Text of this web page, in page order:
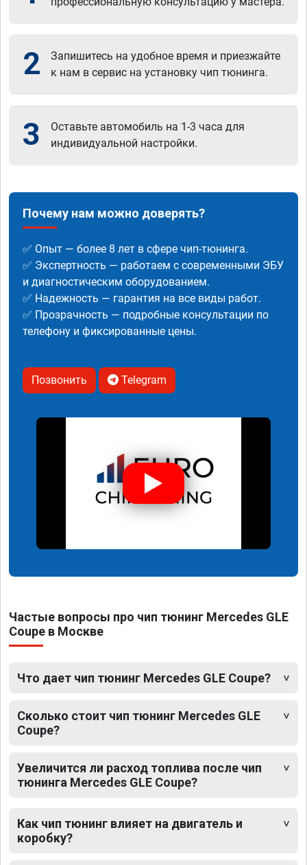
2
Запишитесь на удобное время и приезжайте
к нам в сервис на установку чип тюнинга.
3
Оставьте автомобиль на 1-3 часа для
индивидуальной настройки.
Почему нам можно доверять?
✅ Опыт — более 8 лет в сфере чип-тюнинга.
✅ Экспертность — работаем с современными ЭБУ
и диагностическим оборудованием.
✅ Надежность — гарантия на все виды работ.
✅ Прозрачность — подробные консультации по
телефону и фиксированные цены.
Позвонить Telegram
Частые вопросы про чип тюнинг Mercedes GLE
Coupe в Москве
Что дает чип тюнинг Mercedes GLE Coupe?
Сколько стоит чип тюнинг Mercedes GLE
Coupe?
Увеличится ли расход топлива после чип
тюнинга Mercedes GLE Coupe?
Как чип тюнинг влияет на двигатель и
коробку?